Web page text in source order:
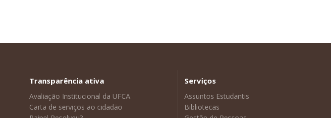
Transparência ativa
Avaliação Institucional da UFCA
Carta de serviços ao cidadão
Serviços
Assuntos Estudantis
Bibliotecas